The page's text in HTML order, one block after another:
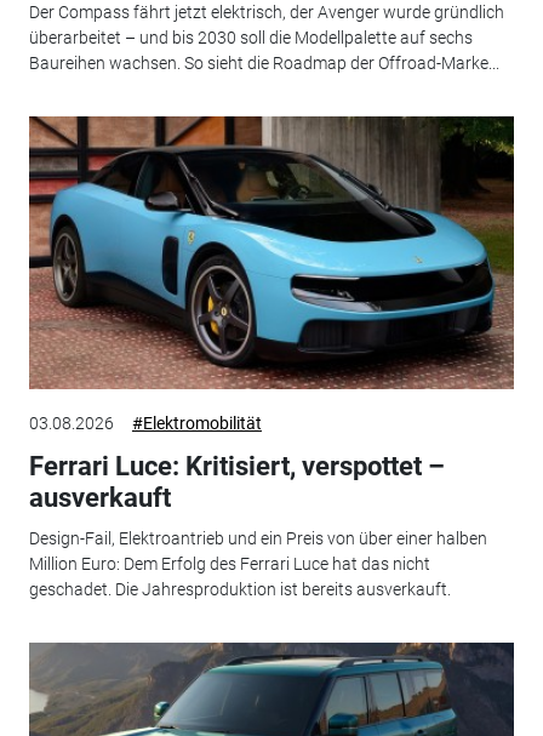
Der Compass fährt jetzt elektrisch, der Avenger wurde gründlich
überarbeitet – und bis 2030 soll die Modellpalette auf sechs
Baureihen wachsen. So sieht die Roadmap der Offroad-Marke...
03.08.2026 #Elektromobilität
Ferrari Luce: Kritisiert, verspottet –
ausverkauft
Design-Fail, Elektroantrieb und ein Preis von über einer halben
Million Euro: Dem Erfolg des Ferrari Luce hat das nicht
geschadet. Die Jahresproduktion ist bereits ausverkauft.